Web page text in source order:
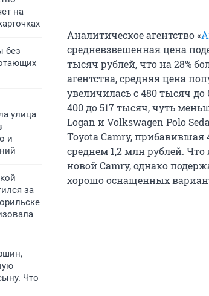
на
без
улица
и
за
Что
Аналитическое агентство «
средневзвешенная цена
тысяч рублей, что на 28%
агентства, средняя цена
увеличилась с 480 тысяч
400 до 517 тысяч, чуть
Logan и Volkswagen Polo
Toyota Camry, прибавившая
среднем 1,2 млн рублей.
новой Camry, однако
хорошо оснащенных